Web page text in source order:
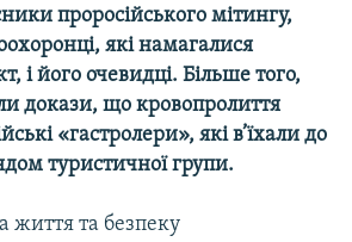
проросійського мітингу,
які намагалися
і його очевидці. Більше того,
докази, що кровопролиття
«гастролери», які в’їхали до
туристичної групи.
життя та безпеку